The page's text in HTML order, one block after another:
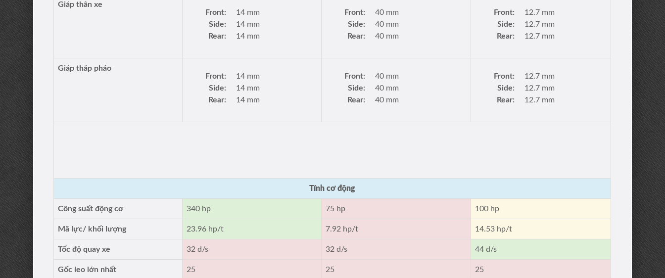
Giáp thân xe
Front:
14 mm
Side:
14 mm
Rear:
14 mm
Front:
40 mm
Side:
40 mm
Rear:
40 mm
Front:
12.7 mm
Side:
12.7 mm
Rear:
12.7 mm
Giáp tháp pháo
Front:
14 mm
Side:
14 mm
Rear:
14 mm
Front:
40 mm
Side:
40 mm
Rear:
40 mm
Front:
12.7 mm
Side:
12.7 mm
Rear:
12.7 mm
Tính cơ động
Công suất động cơ 340 hp 75 hp 100 hp
Mã lực/ khối lượng 23.96 hp/t 7.92 hp/t 14.53 hp/t
Tốc độ quay xe 32 d/s 32 d/s 44 d/s
Gốc leo lớn nhất 25 25 25